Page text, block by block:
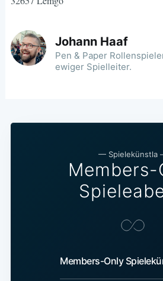
Johann Haaf
Pen & Paper
ewiger Spielleiter.
— Spielekünstla
Members-
Members-Only